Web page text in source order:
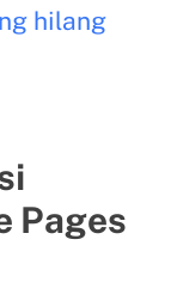
hilang
Pages